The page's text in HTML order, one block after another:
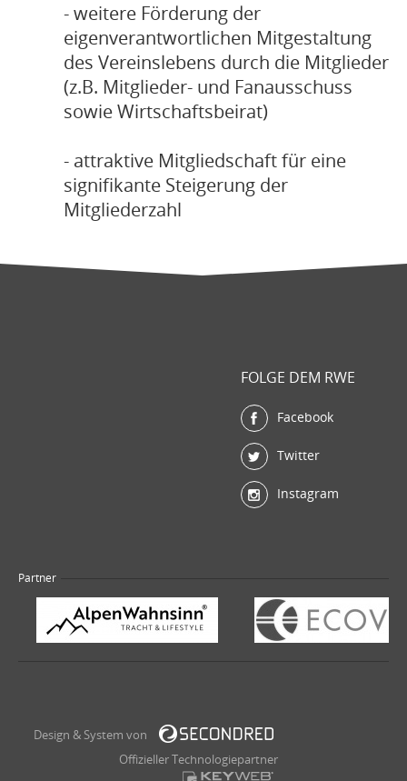
- weitere Förderung der
eigenverantwortlichen Mitgestaltung
des Vereinslebens durch die Mitglieder
(z.B. Mitglieder- und Fanausschuss
sowie Wirtschaftsbeirat)
- attraktive Mitgliedschaft für eine
signifikante Steigerung der
Mitgliederzahl
FOLGE DEM RWE
Facebook
Twitter
Instagram
Partner
Design & System von
Offizieller Technologiepartner